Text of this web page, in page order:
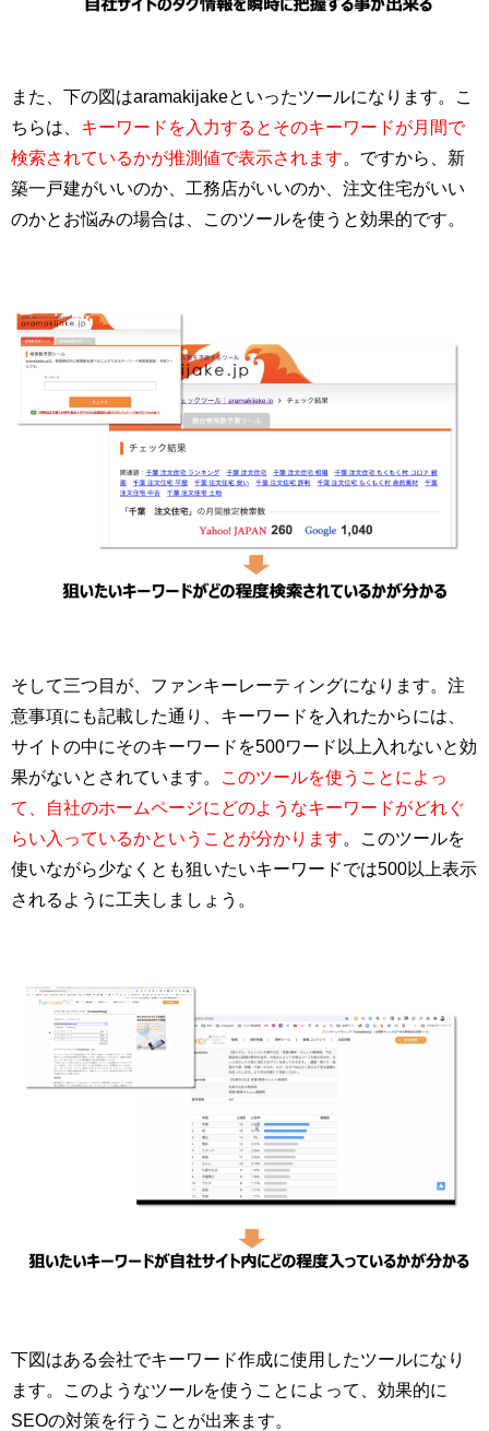
また、下の図はaramakijakeといったツールになります。こ
ちらは、 キーワードを入力するとそのキーワードが月間で
検索されているかが推測値で表示されます。ですから、新
築一戸建がいいのか、工務店がいいのか、注文住宅がいい
のかとお悩みの場合は、このツールを使うと効果的です。
そして三つ目が、ファンキーレーティングになります。注
意事項にも記載した通り、キーワードを入れたからには、
サイトの中にそのキーワードを500ワード以上入れないと効
果がないとされています。
このツールを使うことによっ
て、自社のホームページにどのようなキーワードがどれぐ
らい入っているかということが分かります。このツールを
使いながら少なくとも狙いたいキーワードでは500以上表示
されるように工夫しましょう。
下図はある会社でキーワード作成に使用したツールになり
ます。このようなツールを使うことによって、効果的に
SEOの対策を行うことが出来ます。